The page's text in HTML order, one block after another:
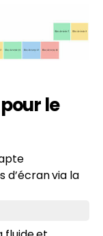
le
d’écran via la